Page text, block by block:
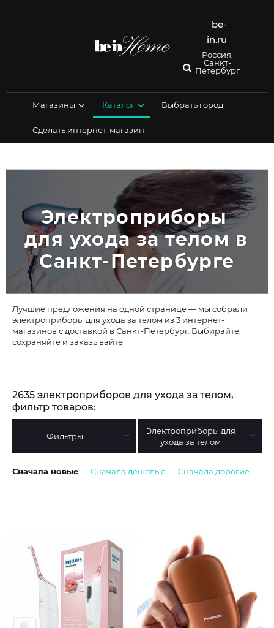
be-
in.ru
Россия,
Санкт-
Петербург
Магазины Каталог Выбрать город
Сделать интернет-магазин
Электроприборы
для ухода за телом в
Санкт-Петербурге
Лучшие предложения на одной странице — мы собрали
электроприборы для ухода за телом из 3 интернет-
магазинов с доставкой в Санкт-Петербург. Выбирайте,
сохраняйте и заказывайте.
2635 электроприборов для ухода за телом,
фильтр товаров:
Фильтры
Электроприборы для
ухода за телом
Сначала новые Сначала дешёвые Сначала дорогие